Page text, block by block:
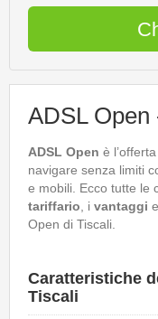
ADSL Open
ADSL Open è
navigare senza limiti
e mobili. Ecco tutte le
tariffario , i vantaggi
Open di Tiscali.
Caratteristiche
Tiscali